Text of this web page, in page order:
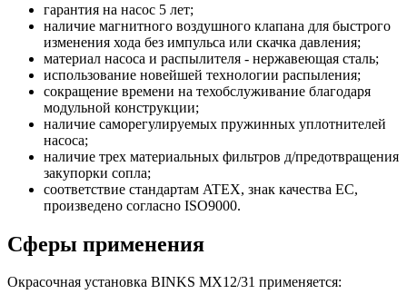
гарантия на насос 5 лет;
наличие магнитного воздушного клапана для быстрого
изменения хода без импульса или скачка давления;
материал насоса и распылителя - нержавеющая сталь;
использование новейшей технологии распыления;
сокращение времени на техобслуживание благодаря
модульной конструкции;
наличие саморегулируемых пружинных уплотнителей
насоса;
наличие трех материальных фильтров д/предотвращения
закупорки сопла;
соответствие стандартам ATEX, знак качества ЕС,
произведено согласно ISO9000.
Сферы применения
Окрасочная установка BINKS MX12/31 применяется: